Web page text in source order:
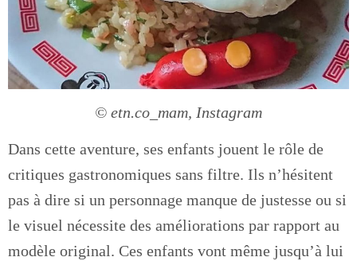
© etn.co_mam, Instagram
Dans cette aventure, ses enfants jouent le rôle de
critiques gastronomiques sans filtre. Ils n’hésitent
pas à dire si un personnage manque de justesse ou si
le visuel nécessite des améliorations par rapport au
modèle original. Ces enfants vont même jusqu’à lui